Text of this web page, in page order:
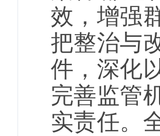
效，增强
把整治与
件，深化
完善监管
实责任。